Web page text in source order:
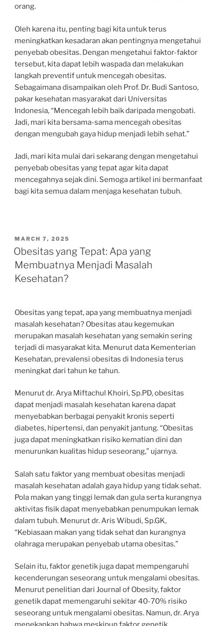
orang.
Oleh karena itu, penting bagi kita untuk terus
meningkatkan kesadaran akan pentingnya mengetahui
penyebab obesitas. Dengan mengetahui faktor-faktor
tersebut, kita dapat lebih waspada dan melakukan
langkah preventif untuk mencegah obesitas.
Sebagaimana disampaikan oleh Prof. Dr. Budi Santoso,
pakar kesehatan masyarakat dari Universitas
Indonesia, “Mencegah lebih baik daripada mengobati.
Jadi, mari kita bersama-sama mencegah obesitas
dengan mengubah gaya hidup menjadi lebih sehat.”
Jadi, mari kita mulai dari sekarang dengan mengetahui
penyebab obesitas yang tepat agar kita dapat
mencegahnya sejak dini. Semoga artikel ini bermanfaat
bagi kita semua dalam menjaga kesehatan tubuh.
POSTED
ON
MARCH 7, 2025
Obesitas yang Tepat: Apa yang
Membuatnya Menjadi Masalah
Kesehatan?
Obesitas yang tepat, apa yang membuatnya menjadi
masalah kesehatan? Obesitas atau kegemukan
merupakan masalah kesehatan yang semakin sering
terjadi di masyarakat kita. Menurut data Kementerian
Kesehatan, prevalensi obesitas di Indonesia terus
meningkat dari tahun ke tahun.
Menurut dr. Arya Miftachul Khoiri, Sp.PD, obesitas
dapat menjadi masalah kesehatan karena dapat
menyebabkan berbagai penyakit kronis seperti
diabetes, hipertensi, dan penyakit jantung. “Obesitas
juga dapat meningkatkan risiko kematian dini dan
menurunkan kualitas hidup seseorang,” ujarnya.
Salah satu faktor yang membuat obesitas menjadi
masalah kesehatan adalah gaya hidup yang tidak sehat.
Pola makan yang tinggi lemak dan gula serta kurangnya
aktivitas fisik dapat menyebabkan penumpukan lemak
dalam tubuh. Menurut dr. Aris Wibudi, Sp.GK,
“Kebiasaan makan yang tidak sehat dan kurangnya
olahraga merupakan penyebab utama obesitas.”
Selain itu, faktor genetik juga dapat mempengaruhi
kecenderungan seseorang untuk mengalami obesitas.
Menurut penelitian dari Journal of Obesity, faktor
genetik dapat memengaruhi sekitar 40-70% risiko
seseorang untuk mengalami obesitas. Namun, dr. Arya